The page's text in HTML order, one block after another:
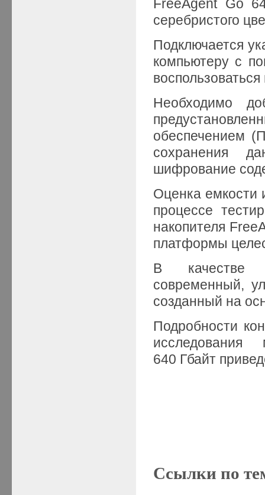
FreeAgent Go
серебристого
Подключается
компьютеру с
Необходимо
обеспечением
сохранения
шифрование
Оценка емкости
процессе
накопителя
платформы
В качестве
современный,
созданный на
Подробности
640 Гбайт
Ссылки по